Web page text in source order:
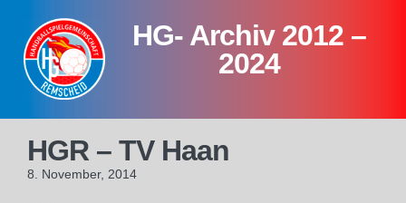
content
HG- Archiv 2012 –
2024
HGR – TV Haan
8. November, 2014